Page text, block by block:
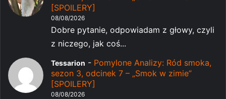
[SPOILERY]
08/08/2026
Dobre pytanie, odpowiadam z głowy, czyli
z niczego, jak coś...
Tessarion - Pomylone Analizy: Ród smoka,
sezon 3, odcinek 7 – „Smok w zimie”
[SPOILERY]
08/08/2026